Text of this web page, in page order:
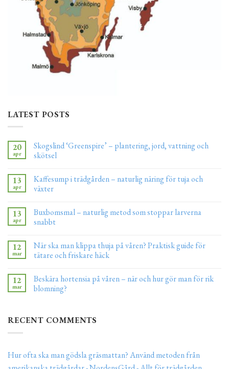
LATEST POSTS
20
apr
Skogslind ‘Greenspire’ – plantering, jord, vattning och
skötsel
13
apr
Kaffesump i trädgården – naturlig näring för tuja och
växter
13
apr
Buxbomsmal – naturlig metod som stoppar larverna
snabbt
12
mar
När ska man klippa thuja på våren? Praktisk guide för
tätare och friskare häck
12
mar
Beskära hortensia på våren – när och hur gör man för rik
blomning?
RECENT COMMENTS
Hur ofta ska man gödsla gräsmattan? Använd metoden från